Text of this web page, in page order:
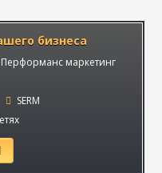
бизнеса
Перформанс маркетинг
SERM